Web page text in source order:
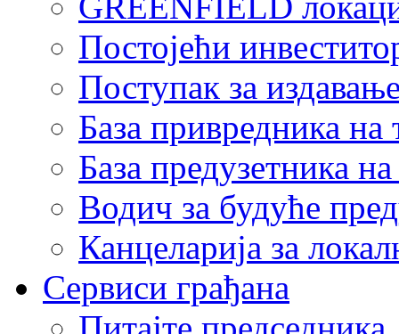
Постојећи
Поступак за
База привредника
База предузетника
Водич за будуће
Канцеларија за
Сервиси грађана